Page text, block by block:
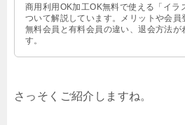
商用利用OK加工OK無料で使える「イラ
ついて解説しています。メリットや会員
無料会員と有料会員の違い、退会方法が
す。
さっそくご紹介しますね。